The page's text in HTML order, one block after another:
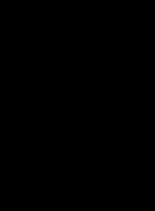
самая адекватная цена